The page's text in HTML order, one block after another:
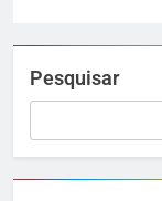
Pesquisar